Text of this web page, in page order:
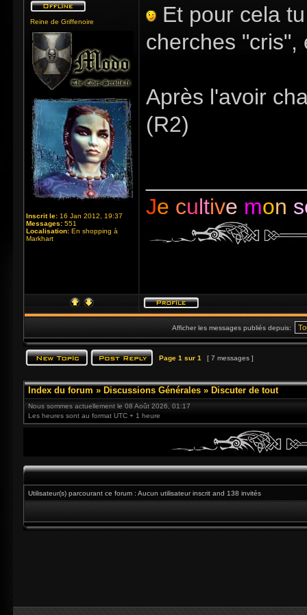
Reine de Griffenoire
Inscrit le: 16 Jan 2012, 19:37
Messages: 551
Localisation: En shopping à
Markhart
Et pour cela
cherches "cris",
Après l'avoir
(R2)
Je cultive mon
Afficher les messages publiés depuis:
Page 1 sur 1 [ 7 messages ]
Index du forum » Discussions Générales » Discuter de tout
Nous sommes actuellement le 08 Août 2026, 01:17
Les heures sont au format UTC + 1 heure
Utilisateur(s) parcourant ce forum : Aucun utilisateur inscrit and 138 invités